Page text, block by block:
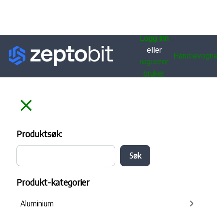
Logg inn
eller
registrer
bruker
Produktsøk:
Produkt-kategorier
Aluminium